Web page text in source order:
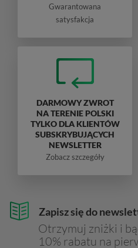
Zapisz się do
Otrzymuj zniżki i
10% rabatu na
Gwarantowana
satysfakcja
DARMOWY ZWROT
NA TERENIE POLSKI
TYLKO DLA KLIENTÓW
SUBSKRYBUJĄCYCH
NEWSLETTER
Zobacz szczegóły